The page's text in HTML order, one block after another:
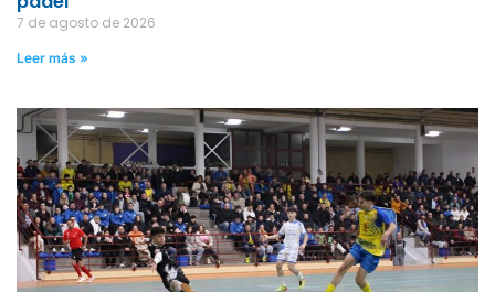
7 de agosto de 2026
Leer más »